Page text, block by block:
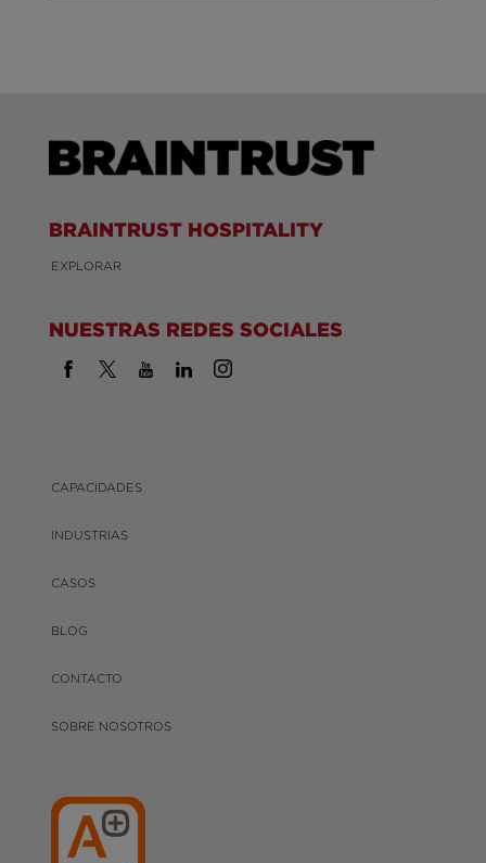
BRAINTRUST HOSPITALITY
EXPLORAR
NUESTRAS REDES SOCIALES
CAPACIDADES
INDUSTRIAS
CASOS
BLOG
CONTACTO
SOBRE NOSOTROS